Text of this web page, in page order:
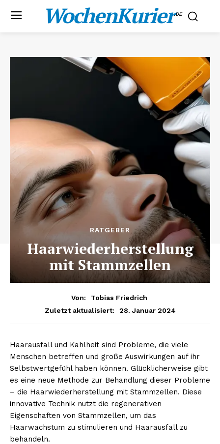
WochenKurier.DE
RATGEBER
Haarwiederherstellung
mit Stammzellen
Von:
Tobias Friedrich
Zuletzt aktualisiert:
28. Januar 2024
Haarausfall und Kahlheit sind Probleme, die viele
Menschen betreffen und große Auswirkungen auf ihr
Selbstwertgefühl haben können. Glücklicherweise gibt
es eine neue Methode zur Behandlung dieser Probleme
– die Haarwiederherstellung mit Stammzellen. Diese
innovative Technik nutzt die regenerativen
Eigenschaften von Stammzellen, um das
Haarwachstum zu stimulieren und Haarausfall zu
behandeln.